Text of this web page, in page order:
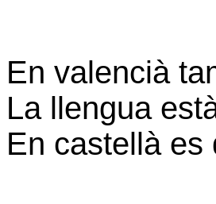
En valencià
La llengua
En castellà es